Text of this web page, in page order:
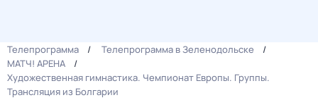
Телепрограмма
Телепрограмма в Зеленодольске
МАТЧ! АРЕНА
Художественная гимнастика. Чемпионат Европы. Группы.
Трансляция из Болгарии